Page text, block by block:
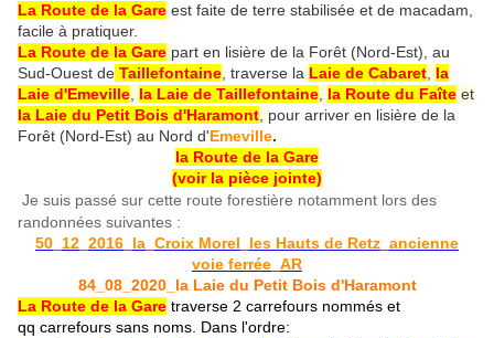
La Route de la Gare est faite de terre stabilisée et de macadam,
facile à pratiquer.
La Route de la Gare part en lisière de la Forêt (Nord-Est), au
Sud-Ouest de Taillefontaine , traverse la Laie de Cabaret la
Laie d'Emeville la Laie de Taillefontaine la Route du Faîte et
la Laie du Petit Bois d'Haramont pour arriver en lisière de la
Forêt (Nord-Est) au Nord d'Emeville.
la Route de la Gare
(voir la pièce jointe)
Je suis passé sur cette route forestière notamment lors des
randonnées suivantes :
50_12_2016_la_Croix Morel_les Hauts de Retz_ancienne
voie ferrée_AR
84_08_2020_la Laie du Petit Bois d'Haramont
La Route de la Gare traverse 2 carrefours nommés et
qq carrefours sans noms. Dans l'ordre: